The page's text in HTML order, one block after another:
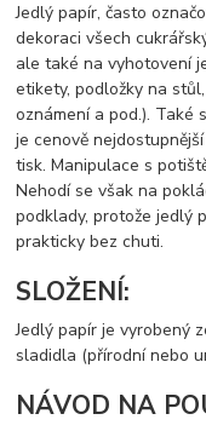
Jedlý papír, často
dekoraci všech
ale také na vyhotovení
etikety, podložky na
oznámení a pod.). Také
je cenově
tisk. Manipulace s
Nehodí se však na
podklady, protože jedlý
prakticky bez chuti.
SLOŽENÍ:
Jedlý papír je vyrobený
sladidla (přírodní nebo
NÁVOD NA